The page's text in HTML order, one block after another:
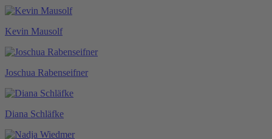
Kevin Mausolf
Joschua Rabenseifner
Diana Schläfke